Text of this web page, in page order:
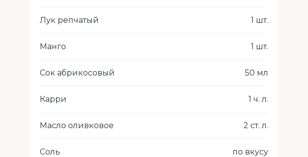
Лук репчатый 1 шт.
Манго 1 шт.
Сок абрикосовый 50 мл
Карри 1 ч. л.
Масло оливковое 2 ст. л.
Соль по вкусу